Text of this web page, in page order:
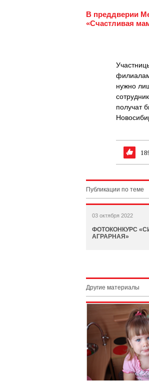
В преддверии
«Счастливая
нужно
получат
Публикации по теме
03 октября 2022
ФОТОКОНКУРС
АГРАРНАЯ»
Другие материалы